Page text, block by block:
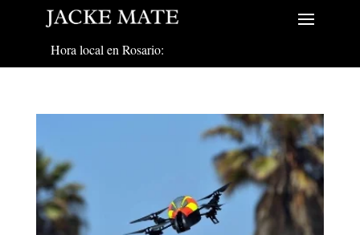
Hora local en Rosario: